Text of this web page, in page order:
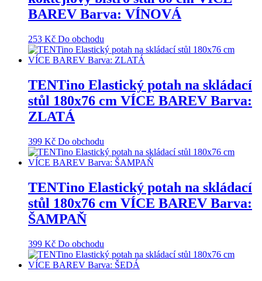
BAREV Barva: VÍNOVÁ
253 Kč Do obchodu
TENTino Elastický potah na skládací
stůl 180x76 cm VÍCE BAREV Barva:
ZLATÁ
399 Kč Do obchodu
TENTino Elastický potah na skládací
stůl 180x76 cm VÍCE BAREV Barva:
ŠAMPAŇ
399 Kč Do obchodu